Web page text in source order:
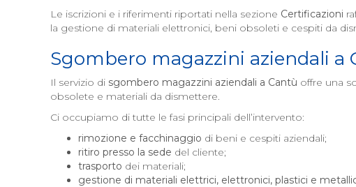
Le iscrizioni e i riferimenti riportati nella sezione Certificazioni
la gestione di materiali elettronici, beni obsoleti e cespiti da
Sgombero magazzini aziendali a
Il servizio di sgombero magazzini aziendali a Cantù offre una
obsolete e materiali da dismettere.
Ci occupiamo di tutte le fasi principali dell’intervento:
rimozione e facchinaggio di beni e cespiti aziendali;
ritiro presso la sede del cliente;
trasporto dei materiali;
gestione di materiali elettrici, elettronici, plastici e